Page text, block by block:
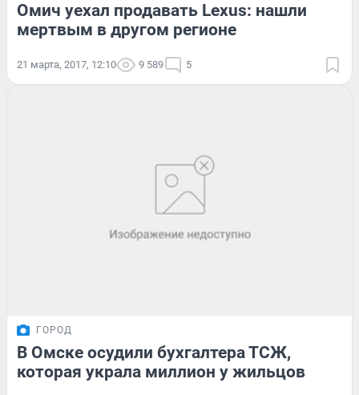
Омич уехал продавать Lexus: нашли
мертвым в другом регионе
21 марта, 2017, 12:10 9 589 5
ГОРОД
В Омске осудили бухгалтера ТСЖ,
которая украла миллион у жильцов